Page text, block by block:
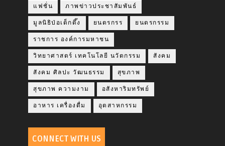
แฟชั่น ภาพข่าวประชาสัมพันธ์
มูลนิธิป่อเต็กตึ๊ง ยนตรกรร ยนตรกรรม
ราชการ องค์การมหาชน
วิทยาศาสตร์ เทคโนโลยี นวัตกรรม สังคม
สังคม ศิลปะ วัฒนธรรม สุขภาพ
สุขภาพ ความงาม อสังหาริมทรัพย์
อาหาร เครื่องดื่ม อุตสาหกรรม
CONNECT WITH US